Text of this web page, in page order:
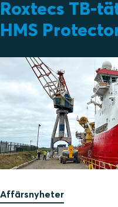
Roxtecs TB-
HMS
Affärsnyheter